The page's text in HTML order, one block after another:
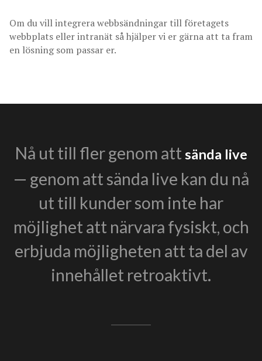
Om du vill integrera webbsändningar till företagets
webbplats eller intranät så hjälper vi er gärna att ta fram
en lösning som passar er.
Nå ut till fler genom att sända live
— genom att sända live kan du nå
ut till kunder som inte har
möjlighet att närvara fysiskt, och
erbjuda möjligheten att ta del av
innehållet retroaktivt.